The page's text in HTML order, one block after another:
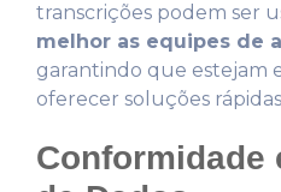
transcrições podem ser
melhor as equipes de
garantindo que estejam
oferecer soluções
Conformidade